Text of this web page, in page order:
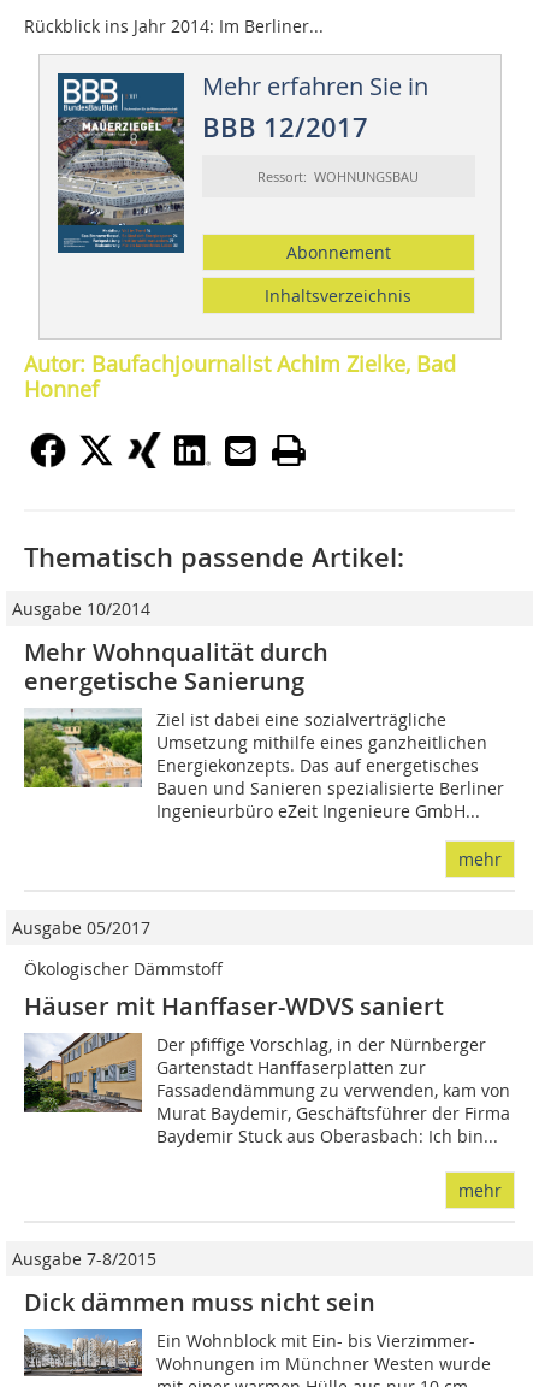
Rückblick ins Jahr 2014: Im Berliner...
Mehr erfahren Sie in
BBB 12/2017
Ressort: WOHNUNGSBAU
Abonnement
Inhaltsverzeichnis
Autor: Baufachjournalist Achim Zielke, Bad
Honnef
Thematisch passende Artikel:
Ausgabe 10/2014
Mehr Wohnqualität durch
energetische Sanierung
Ziel ist dabei eine sozialverträgliche
Umsetzung mithilfe eines ganzheitlichen
Energiekonzepts. Das auf energetisches
Bauen und Sanieren spezialisierte Berliner
Ingenieurbüro eZeit Ingenieure GmbH...
mehr
Ausgabe 05/2017
Ökologischer Dämmstoff
Häuser mit Hanffaser-WDVS saniert
Der pfiffige Vorschlag, in der Nürnberger
Gartenstadt Hanffaserplatten zur
Fassadendämmung zu verwenden, kam von
Murat Baydemir, Geschäftsführer der Firma
Baydemir Stuck aus Oberasbach: Ich bin...
mehr
Ausgabe 7-8/2015
Dick dämmen muss nicht sein
Ein Wohnblock mit Ein- bis Vierzimmer-
Wohnungen im Münchner Westen wurde